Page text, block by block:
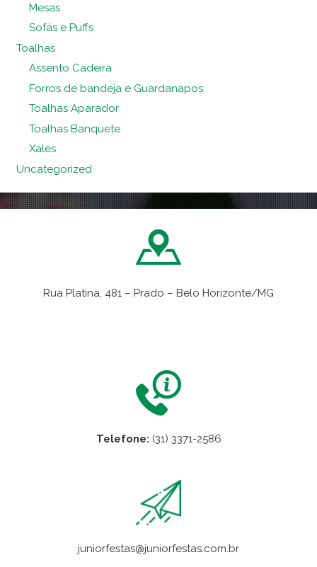
Mesas
Sofás e Puffs
Toalhas
Assento Cadeira
Forros de bandeja e Guardanapos
Toalhas Aparador
Toalhas Banquete
Xales
Uncategorized
Rua Platina, 481 – Prado – Belo Horizonte/MG
Telefone: (31) 3371-2586
juniorfestas@juniorfestas.com.br